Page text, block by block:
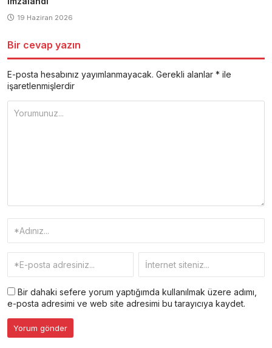
19 Haziran 2026
Bir cevap yazın
E-posta hesabınız yayımlanmayacak. Gerekli alanlar * ile
işaretlenmişlerdir
Bir dahaki sefere yorum yaptığımda kullanılmak üzere adımı,
e-posta adresimi ve web site adresimi bu tarayıcıya kaydet.